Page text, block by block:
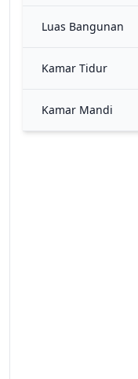
Luas Bangunan
Kamar Tidur
Kamar Mandi